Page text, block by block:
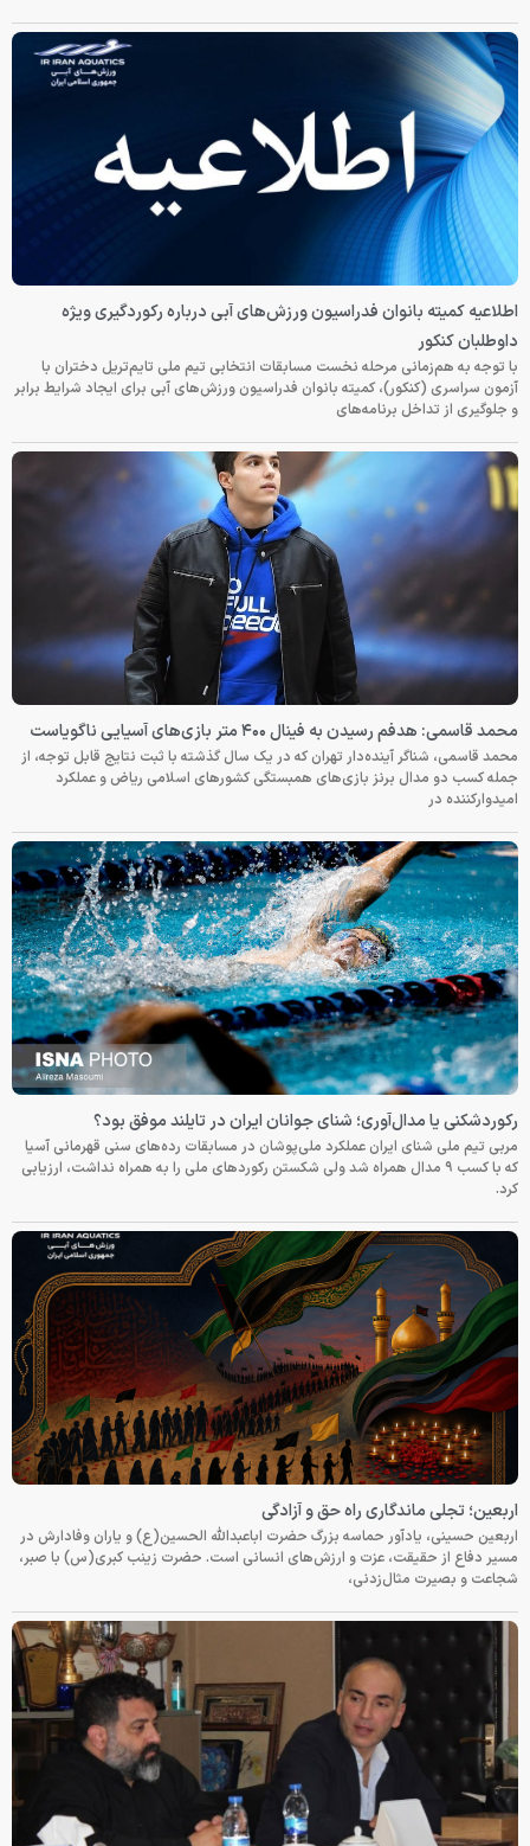
اطلاعیه کمیته بانوان فدراسیون ورزش‌های آبی درباره رکوردگیری ویژه
داوطلبان کنکور
با توجه به هم‌زمانی مرحله نخست مسابقات انتخابی تیم ملی تایم‌تریل دختران با
آزمون سراسری (کنکور)، کمیته بانوان فدراسیون ورزش‌های آبی برای ایجاد شرایط برابر
و جلوگیری از تداخل برنامه‌های
محمد قاسمی: هدفم رسیدن به فینال ۴۰۰ متر بازی‌های آسیایی ناگویاست
محمد قاسمی، شناگر آینده‌دار تهران که در یک سال گذشته با ثبت نتایج قابل توجه، از
جمله کسب دو مدال برنز بازی‌های همبستگی کشورهای اسلامی ریاض و عملکرد
امیدوارکننده در
رکوردشکنی یا مدال‌آوری؛ شنای جوانان ایران در تایلند موفق بود؟
مربی تیم ملی شنای ایران عملکرد ملی‌پوشان در مسابقات رده‌های سنی قهرمانی آسیا
که با کسب ۹ مدال همراه شد ولی شکستن رکوردهای ملی را به همراه نداشت، ارزیابی
کرد.
اربعین؛ تجلی ماندگاری راه حق و آزادگی
اربعین حسینی، یادآور حماسه بزرگ حضرت اباعبدالله الحسین(ع) و یاران وفادارش در
مسیر دفاع از حقیقت، عزت و ارزش‌های انسانی است. حضرت زینب کبری(س) با صبر،
شجاعت و بصیرت مثال‌زدنی،